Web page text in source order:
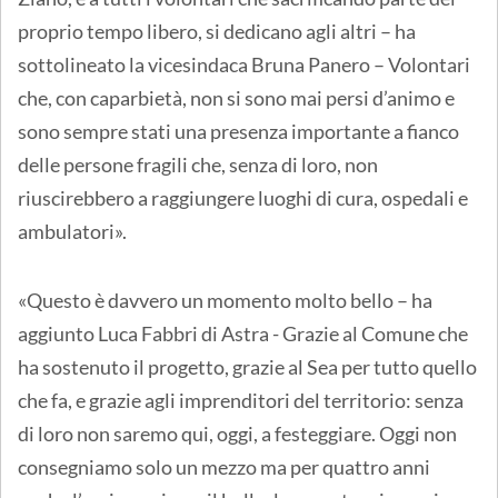
proprio tempo libero, si dedicano agli altri – ha
sottolineato la vicesindaca Bruna Panero – Volontari
che, con caparbietà, non si sono mai persi d’animo e
sono sempre stati una presenza importante a fianco
delle persone fragili che, senza di loro, non
riuscirebbero a raggiungere luoghi di cura, ospedali e
ambulatori».
«Questo è davvero un momento molto bello – ha
aggiunto Luca Fabbri di Astra - Grazie al Comune che
ha sostenuto il progetto, grazie al Sea per tutto quello
che fa, e grazie agli imprenditori del territorio: senza
di loro non saremo qui, oggi, a festeggiare. Oggi non
consegniamo solo un mezzo ma per quattro anni